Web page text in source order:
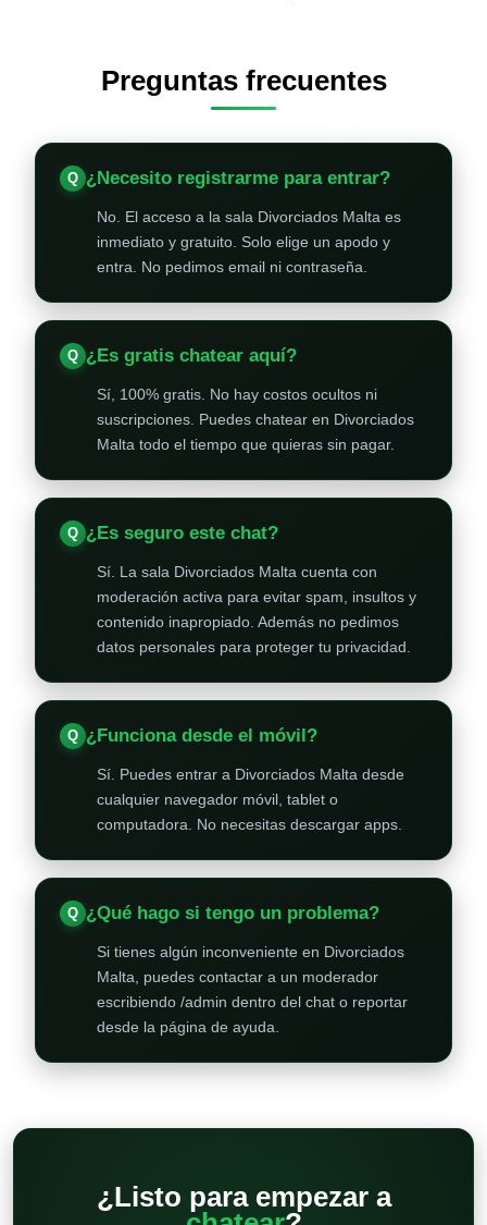
Preguntas frecuentes
¿Necesito registrarme para entrar?
No. El acceso a la sala Divorciados Malta es
inmediato y gratuito. Solo elige un apodo y
entra. No pedimos email ni contraseña.
¿Es gratis chatear aquí?
Sí, 100% gratis. No hay costos ocultos ni
suscripciones. Puedes chatear en Divorciados
Malta todo el tiempo que quieras sin pagar.
¿Es seguro este chat?
Sí. La sala Divorciados Malta cuenta con
moderación activa para evitar spam, insultos y
contenido inapropiado. Además no pedimos
datos personales para proteger tu privacidad.
¿Funciona desde el móvil?
Sí. Puedes entrar a Divorciados Malta desde
cualquier navegador móvil, tablet o
computadora. No necesitas descargar apps.
¿Qué hago si tengo un problema?
Si tienes algún inconveniente en Divorciados
Malta, puedes contactar a un moderador
escribiendo /admin dentro del chat o reportar
desde la página de ayuda.
¿Listo para empezar a